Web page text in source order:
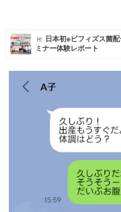
お仕事
マネー
トレンド・イベント
日本初※ビフィズス菌
ミナー体験レポート